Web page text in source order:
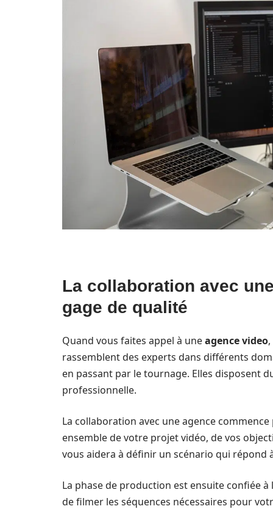
La collaboration avec
gage de qualité
Quand vous faites appel à uneagence video
rassemblent des experts dans différents
en passant par le tournage. Elles disposent
professionnelle.
La collaboration avec une agence
ensemble de votre projet vidéo, de vos
vous aidera à définir un scénario qui répond
La phase de production est ensuite confiée à
de filmer les séquences nécessaires pour